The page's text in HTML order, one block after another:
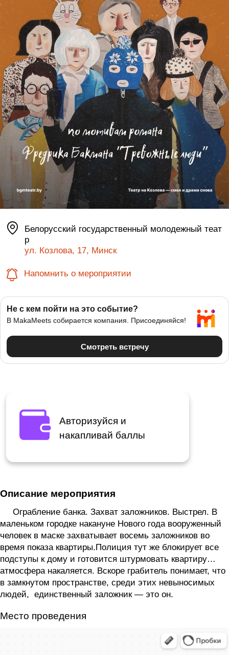
Белорусский государственный молодежный теат
р
ул. Козлова, 17, Минск
Напомнить о мероприятии
Авторизуйся и
накапливай баллы
Описание мероприятия
Ограбление банка. Захват заложников. Выстрел. В
маленьком городке накануне Нового года вооруженный
человек в маске захватывает восемь заложников во
время показа квартиры.Полиция тут же блокирует все
подступы к дому и готовится штурмовать квартиру…
атмосфера накаляется. Вскоре грабитель понимает, что
в замкнутом пространстве, среди этих невыносимых
людей, единственный заложник — это он.
Место проведения